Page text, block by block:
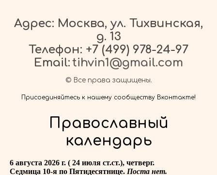
Адрес: Москва, ул. Тихвинская,
д. 13
Телефон: +7 (499) 978-24-97
Email:tihvin1@gmail.com
© Все права защищены.
Присоединяйтесь к нашему сообществу Вконтакте!
Православный
календарь
6 августа 2026 г. ( 24 июля ст.ст.), четверг.
Седмица 10-я по Пятидесятнице. Поста нет.